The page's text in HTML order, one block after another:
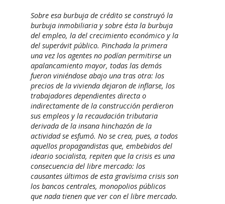
Sobre esa burbuja de crédito se construyó la
burbuja inmobiliaria y sobre ésta la burbuja
del empleo, la del crecimiento económico y la
del superávit público. Pinchada la primera
una vez los agentes no podían permitirse un
apalancamiento mayor, todas las demás
fueron viniéndose abajo una tras otra: los
precios de la vivienda dejaron de inflarse, los
trabajadores dependientes directa o
indirectamente de la construcción perdieron
sus empleos y la recaudación tributaria
derivada de la insana hinchazón de la
actividad se esfumó. No se crea, pues, a todos
aquellos propagandistas que, embebidos del
ideario socialista, repiten que la crisis es una
consecuencia del libre mercado: los
causantes últimos de esta gravísima crisis son
los bancos centrales, monopolios públicos
que nada tienen que ver con el libre mercado.